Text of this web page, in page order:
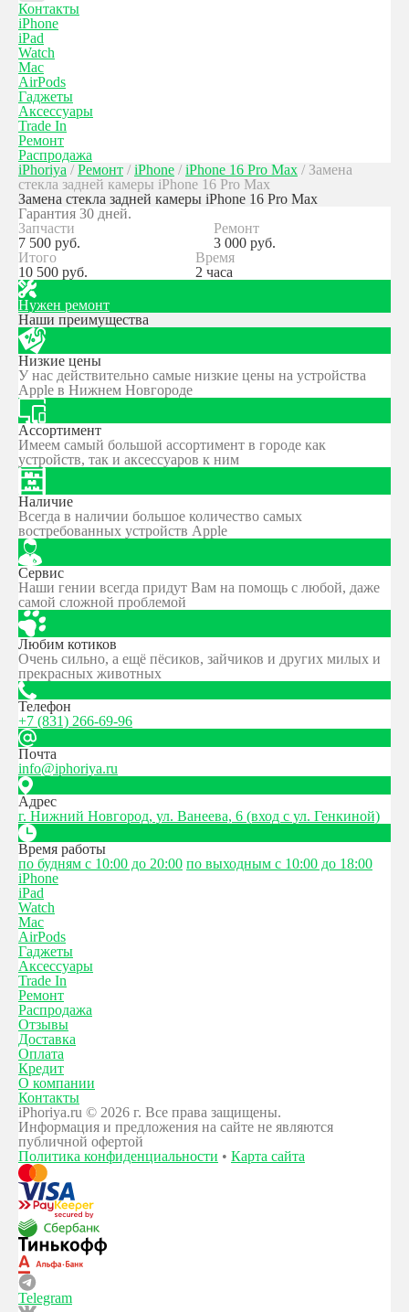
Контакты
iPhone
iPad
Watch
Mac
AirPods
Гаджеты
Аксессуары
Trade In
Ремонт
Распродажа
iPhoriya / Ремонт / iPhone / iPhone 16 Pro Max / Замена
стекла задней камеры iPhone 16 Pro Max
Замена стекла задней камеры iPhone 16 Pro Max
Гарантия 30 дней.
Запчасти
7 500 руб.
Ремонт
3 000 руб.
Время
2 часа
Итого
10 500 руб.
Нужен ремонт
Наши преимущества
Низкие цены
У нас действительно самые низкие цены на устройства
Apple в Нижнем Новгороде
Ассортимент
Имеем самый большой ассортимент в городе как
устройств, так и аксессуаров к ним
Наличие
Всегда в наличии большое количество самых
востребованных устройств Apple
Сервис
Наши гении всегда придут Вам на помощь с любой, даже
самой сложной проблемой
Любим котиков
Очень сильно, а ещё пёсиков, зайчиков и других милых и
прекрасных животных
Телефон
+7 (831) 266-69-96
Почта
info@iphoriya.ru
Адрес
г. Нижний Новгород, ул. Ванеева, 6 (вход с ул. Генкиной)
Время работы
по будням с 10:00 до 20:00 по выходным с 10:00 до 18:00
iPhone
iPad
Watch
Mac
AirPods
Гаджеты
Аксессуары
Trade In
Ремонт
Распродажа
Отзывы
Доставка
Оплата
Кредит
О компании
Контакты
iPhoriya.ru © 2026 г. Все права защищены.
Информация и предложения на сайте не являются
публичной офертой
Политика конфиденциальности • Карта сайта
Telegram